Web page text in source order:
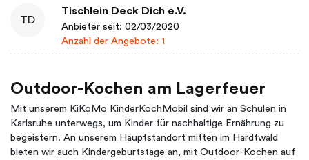
TD
Tischlein Deck Dich e.V.
Anbieter seit: 02/03/2020
Anzahl der Angebote: 1
Outdoor-Kochen am Lagerfeuer
Mit unserem KiKoMo KinderKochMobil sind wir an Schulen in
Karlsruhe unterwegs, um Kinder für nachhaltige Ernährung zu
begeistern. An unserem Hauptstandort mitten im Hardtwald
bieten wir auch Kindergeburtstage an, mit Outdoor-Kochen auf